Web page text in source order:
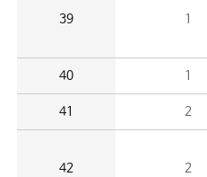
39 1
40 1
41 2
42 2